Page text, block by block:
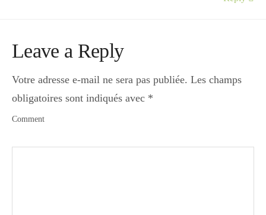
Leave a Reply
Votre adresse e-mail ne sera pas publiée. Les champs
obligatoires sont indiqués avec *
Comment